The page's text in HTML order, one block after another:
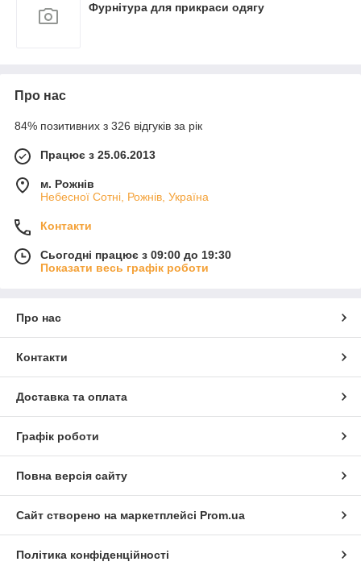
Фурнітура для прикраси одягу
Про нас
84% позитивних з 326 відгуків за рік
Працює з 25.06.2013
м. Рожнів
Небесної Сотні, Рожнів, Україна
Контакти
Сьогодні працює з 09:00 до 19:30
Показати весь графік роботи
Про нас
Контакти
Доставка та оплата
Графік роботи
Повна версія сайту
Сайт створено на маркетплейсі Prom.ua
Політика конфіденційності